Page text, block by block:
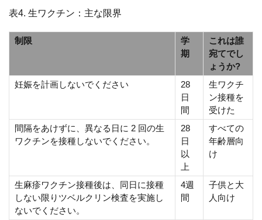
表4. 生ワクチン：主な限界
制限
学
期
これは誰
宛てでし
ょうか?
妊娠を計画しないでください
28
日
間
生ワクチ
ン接種を
受けた
間隔をあけずに、異なる日に 2 回の生
ワクチンを接種しないでください。
28
日
以
上
すべての
年齢層向
け
生麻疹ワクチン接種後は、同日に接種
しない限りツベルクリン検査を実施し
ないでください。
4週
間
子供と大
人向け